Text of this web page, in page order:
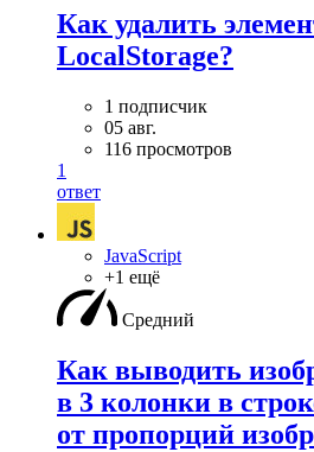
Как удалить
LocalStorage?
1 подписчик
05 авг.
116 просмотров
1
ответ
JavaScript
+1 ещё
Средний
Как выводить
в 3 колонки в
от пропорций